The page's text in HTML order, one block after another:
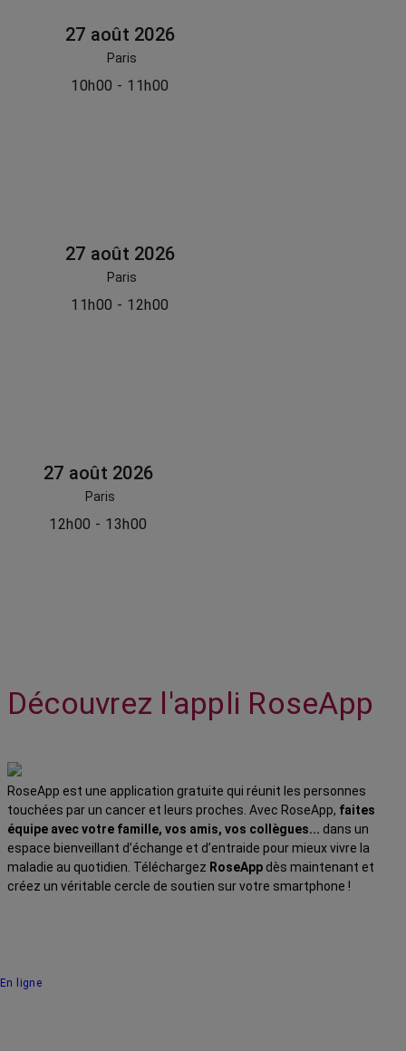
27 août 2026
Paris
10h00 - 11h00
27 août 2026
Paris
11h00 - 12h00
27 août 2026
Paris
12h00 - 13h00
Découvrez l'appli RoseApp
RoseApp est une application gratuite qui réunit les personnes
touchées par un cancer et leurs proches. Avec RoseApp, faites
équipe avec votre famille, vos amis, vos collègues... dans un
espace bienveillant d’échange et d’entraide pour mieux vivre la
maladie au quotidien. Téléchargez RoseApp dès maintenant et
créez un véritable cercle de soutien sur votre smartphone !
En ligne